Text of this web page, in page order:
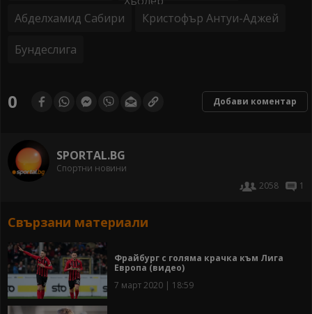
Абделхамид Сабири Кристофър Антуи-Аджей
Бундеслига
0 Добави коментар
SPORTAL.BG
Спортни новини
2058
1
Свързани материали
Фрайбург с голяма крачка към Лига
Европа (видео)
7 март 2020 | 18:59